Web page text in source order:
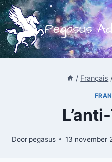
Doorgaan
naar
inhoud
Pegasus
/ Français /
Door pegasus 13 november